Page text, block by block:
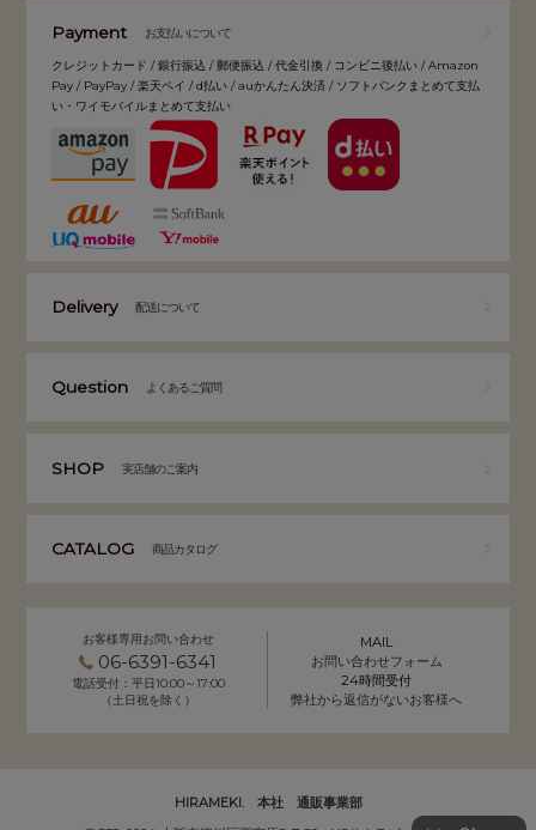
Payment お支払いについて
クレジットカード / 銀行振込 / 郵便振込 / 代金引換 / コンビニ後払い / Amazon
Pay / PayPay / 楽天ペイ / d払い / auかんたん決済 / ソフトバンクまとめて支払
い・ワイモバイルまとめて支払い
Delivery 配送について
Question よくあるご質問
SHOP 実店舗のご案内
CATALOG 商品カタログ
お客様専用お問い合わせ
06-6391-6341
電話受付：平日10:00～17:00
（土日祝を除く）
MAIL
お問い合わせフォーム
24時間受付
弊社から返信がないお客様へ
HIRAMEKI. 本社 通販事業部